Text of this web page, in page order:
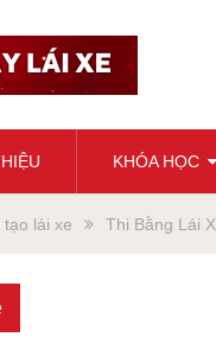
KHÓA HỌC
lái xe Thi Bằng Lái